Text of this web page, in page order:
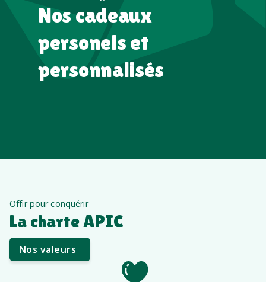
Nos cadeaux
personels et
personnalisés
Offir pour conquérir
La charte APIC
Nos valeurs